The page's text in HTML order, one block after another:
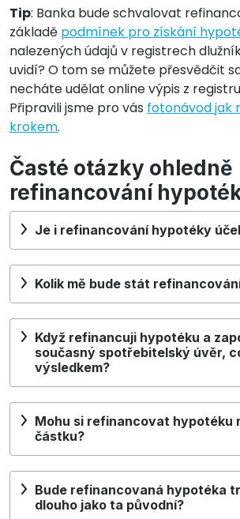
Tip: Banka bude schvalovat
základě podmínek pro získání
nalezených údajů v registrech
uvidí? O tom se můžete přesvědčit
necháte udělat online výpis z registru
Připravili jsme pro vás fotonávod jak
krokem.
Časté otázky ohledně
refinancování
Je i refinancování hypotéky
Kolik mě bude stát
Když refinancuji hypotéku a
současný spotřebitelský úvěr,
výsledkem?
Mohu si refinancovat hypotéku
částku?
Bude refinancovaná hypotéka
dlouho jako ta původní?